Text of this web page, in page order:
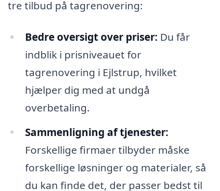
tre tilbud på tagrenovering:
Bedre oversigt over priser: Du får
indblik i prisniveauet for
tagrenovering i Ejlstrup, hvilket
hjælper dig med at undgå
overbetaling.
Sammenligning af tjenester:
Forskellige firmaer tilbyder måske
forskellige løsninger og materialer, så
du kan finde det, der passer bedst til